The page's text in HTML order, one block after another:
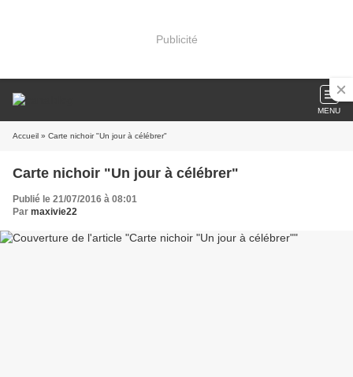
Publicité
MENU
Accueil » Carte nichoir "Un jour à célébrer"
Carte nichoir "Un jour à célébrer"
Publié le 21/07/2016 à 08:01
Par maxivie22